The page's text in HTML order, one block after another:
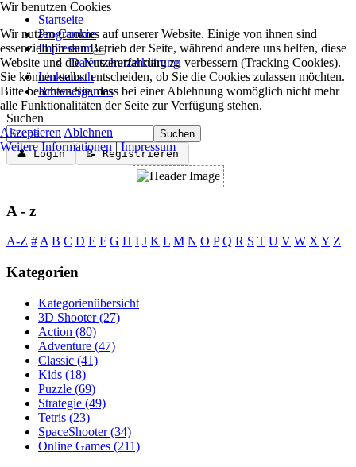
Startseite
Programme
Impressum
Datenschutzerklärung
Linktausch
Browsergames
Suchen
Suchen
👤 Login
📝 Registrieren
A - z
A-Z #A B C D E F G H I J K L M N O P Q R S T U V W XY Z
Kategorien
Kategorienübersicht
3D Shooter(27)
Action (80)
Adventure (47)
Classic (41)
Kids (18)
Puzzle (69)
Strategie (49)
Tetris (23)
SpaceShooter(34)
Online Games (211)
Wir benutzen Cookies
Wir nutzen Cookies auf unserer Website. Einige von ihnen sind
essenziell für den Betrieb der Seite, während andere uns helfen, diese
Website und die Nutzererfahrung zu verbessern (Tracking Cookies).
Sie können selbst entscheiden, ob Sie die Cookies zulassen möchten.
Bitte beachten Sie, dass bei einer Ablehnung womöglich nicht mehr
alle Funktionalitäten der Seite zur Verfügung stehen.
Akzeptieren Ablehnen
Weitere Informationen|Impressum